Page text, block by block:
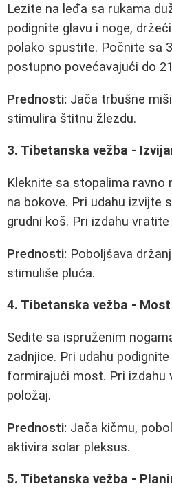
Lezite na leđa sa rukama
podignite glavu i noge,
polako spustite. Počnite sa
postupno povećavajući do
Prednosti: Jača trbušne
stimulira štitnu žlezdu.
3. Tibetanska vežba -
Kleknite sa stopalima ravno
na bokove. Pri udahu izvijte
grudni koš. Pri izdahu
Prednosti: Poboljšava
stimuliše pluća.
4. Tibetanska vežba - Most
Sedite sa ispruženim
zadnjice. Pri udahu
formirajući most. Pri izdahu
položaj.
Prednosti: Jača kičmu,
aktivira solar pleksus.
5. Tibetanska vežba -